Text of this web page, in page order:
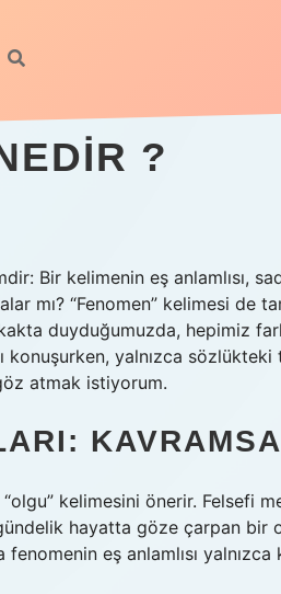
?
Bir kelimenin eş anlamlısı,
mı? “Fenomen” kelimesi de
duyduğumuzda, hepimiz
konuşurken, yalnızca sözlükteki
atmak istiyorum.
kelimesini önerir. Felsefi
hayatta göze çarpan bir
eş anlamlısı